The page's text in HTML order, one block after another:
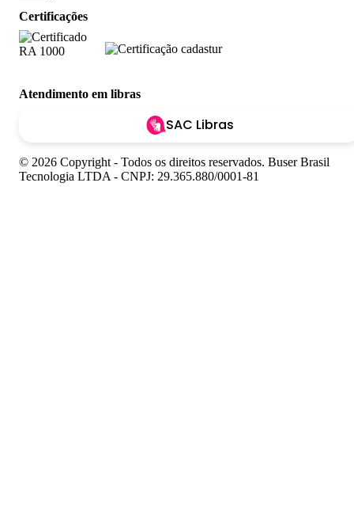
Certificações
Atendimento em libras
SAC Libras
© 2026 Copyright - Todos os direitos reservados. Buser Brasil
Tecnologia LTDA - CNPJ: 29.365.880/0001-81